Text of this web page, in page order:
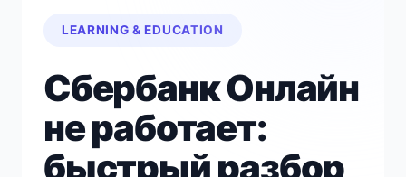
LEARNING & EDUCATION
Сбербанк Онлайн
не работает:
быстрый разбор